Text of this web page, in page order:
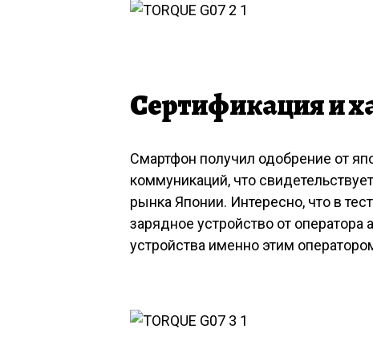
Сертификация и
Смартфон получил одобрение от
коммуникаций, что
рынка Японии. Интересно, что в
зарядное устройство от оператора
устройства именно этим